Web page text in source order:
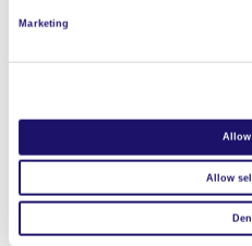
Marketing
Allow
Allow
występuję jako
niepełnosprawnych.
jak ważne jest bycie
wspólnotami w szkołach i
opowiedzieć o życiu we
W ciągu roku są specjalne
osoby niepełnosprawne;
Niezależnego Życia (5